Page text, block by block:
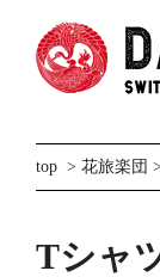
top > 花旅楽団 >
Tシャ